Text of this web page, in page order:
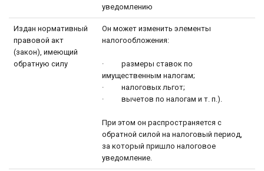
уведомлению
Издан нормативный
правовой акт
(закон), имеющий
обратную силу
Он может изменить элементы
налогообложения:
· размеры ставок по
имущественным налогам;
· налоговых льгот;
· вычетов по налогам и т. п.).
При этом он распространяется с
обратной силой на налоговый период,
за который пришло налоговое
уведомление.